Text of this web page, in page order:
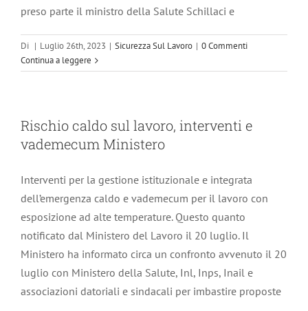
preso parte il ministro della Salute Schillaci e
Di | Luglio 26th, 2023 | Sicurezza Sul Lavoro | 0 Commenti
Continua a leggere
Rischio caldo sul lavoro, interventi e
vademecum Ministero
Interventi per la gestione istituzionale e integrata
dell’emergenza caldo e vademecum per il lavoro con
esposizione ad alte temperature. Questo quanto
notificato dal Ministero del Lavoro il 20 luglio. Il
Ministero ha informato circa un confronto avvenuto il 20
luglio con Ministero della Salute, Inl, Inps, Inail e
associazioni datoriali e sindacali per imbastire proposte